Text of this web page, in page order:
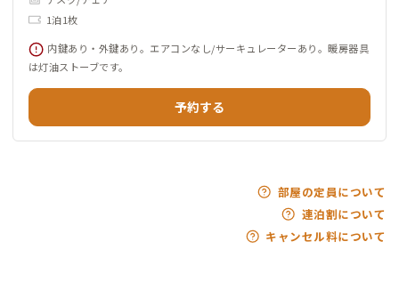
1泊1枚
内鍵あり・外鍵あり。エアコンなし/サーキュレーターあり。暖房器具
は灯油ストーブです。
予約する
部屋の定員について
連泊割について
キャンセル料について